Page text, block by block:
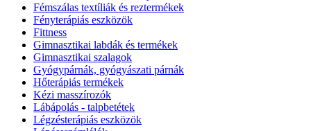
Fémszálas textíliák és reztermékek
Fényterápiás eszközök
Fittness
Gimnasztikai labdák és termékek
Gimnasztikai szalagok
Gyógypárnák, gyógyászati párnák
Hőterápiás termékek
Kézi masszírozók
Lábápolás - talpbetétek
Légzésterápiás eszközök